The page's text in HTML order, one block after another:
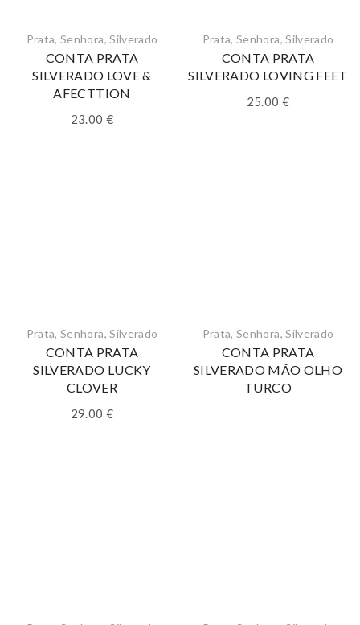
Prata,Senhora,Silverado
CONTA PRATA
SILVERADO LOVE &
AFECTTION
23.00 €
Prata,Senhora,Silverado
CONTA PRATA
SILVERADO LOVING FEET
25.00 €
Prata,Senhora,Silverado
CONTA PRATA
SILVERADO LUCKY
CLOVER
29.00 €
Prata,Senhora,Silverado
CONTA PRATA
SILVERADO MÃO OLHO
TURCO